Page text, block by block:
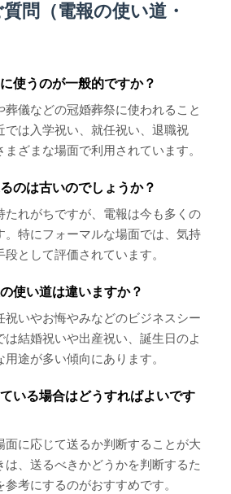
問（電報の使い道・
使うのが一般的ですか？
儀などの冠婚葬祭に使われること
では入学祝い、就任祝い、退職祝
ざまな場面で利用されています。
のは古いのでしょうか？
たれがちですが、電報は今も多くの
。特にフォーマルな場面では、気持
として評価されています。
使い道は違いますか？
祝いやお悔やみなどのビジネスシー
は結婚祝いや出産祝い、誕生日のよ
途が多い傾向にあります。
いる場合はどうすればよいです
面に応じて送るか判断することが大
、送るべきかどうかを判断するた
考にするのがおすすめです。